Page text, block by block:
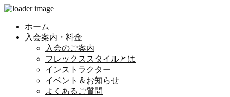
ホーム
入会案内・料金
入会のご案内
フレックススタイルとは
インストラクター
イベント＆お知らせ
よくあるご質問